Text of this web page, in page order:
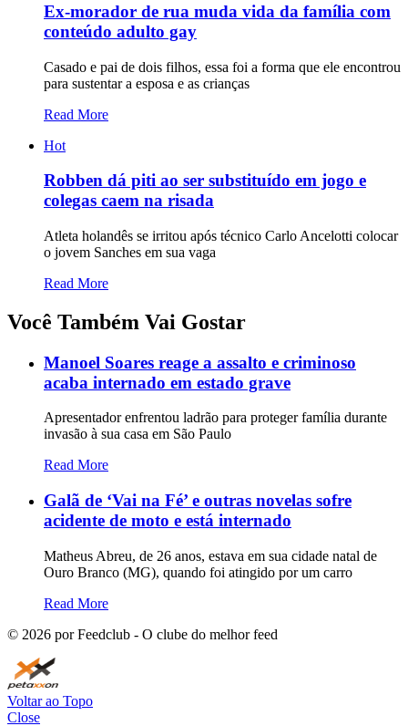
Ex-morador de rua muda vida da família com
conteúdo adulto gay
Casado e pai de dois filhos, essa foi a forma que ele encontrou
para sustentar a esposa e as crianças
Read More
Hot
Robben dá piti ao ser substituído em jogo e
colegas caem na risada
Atleta holandês se irritou após técnico Carlo Ancelotti colocar
o jovem Sanches em sua vaga
Read More
Você Também Vai Gostar
Manoel Soares reage a assalto e criminoso
acaba internado em estado grave
Apresentador enfrentou ladrão para proteger família durante
invasão à sua casa em São Paulo
Read More
Galã de ‘Vai na Fé’ e outras novelas sofre
acidente de moto e está internado
Matheus Abreu, de 26 anos, estava em sua cidade natal de
Ouro Branco (MG), quando foi atingido por um carro
Read More
© 2026 por Feedclub - O clube do melhor feed
Voltar ao Topo
Close